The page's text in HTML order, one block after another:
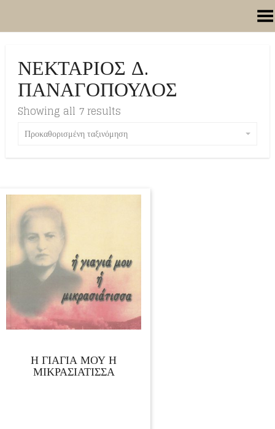
Toggle Menu
ΝΕΚΤΑΡΙΟΣ Δ.
ΠΑΝΑΓΟΠΟΥΛΟΣ
Showing all 7 results
Προκαθορισμένη ταξινόμηση
Η ΓΙΑΓΙΑ ΜΟΥ Η
ΜΙΚΡΑΣΙΑΤΙΣΣΑ